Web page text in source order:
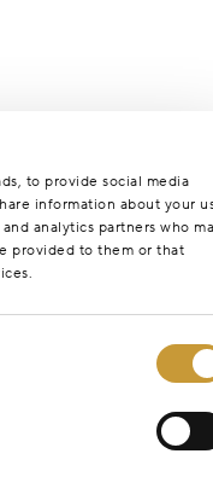
to provide social media
information about your
analytics partners who
provided to them or that